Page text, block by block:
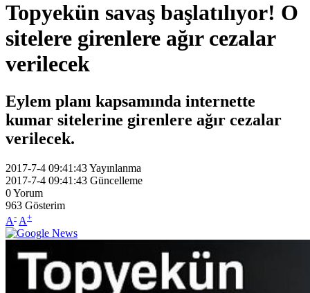
Topyekün savaş başlatılıyor! O
sitelere girenlere ağır cezalar
verilecek
Eylem planı kapsamında internette
kumar sitelerine girenlere ağır cezalar
verilecek.
2017-7-4 09:41:43Yayınlanma
2017-7-4 09:41:43 Güncelleme
0Yorum
963 Gösterim
A- A+